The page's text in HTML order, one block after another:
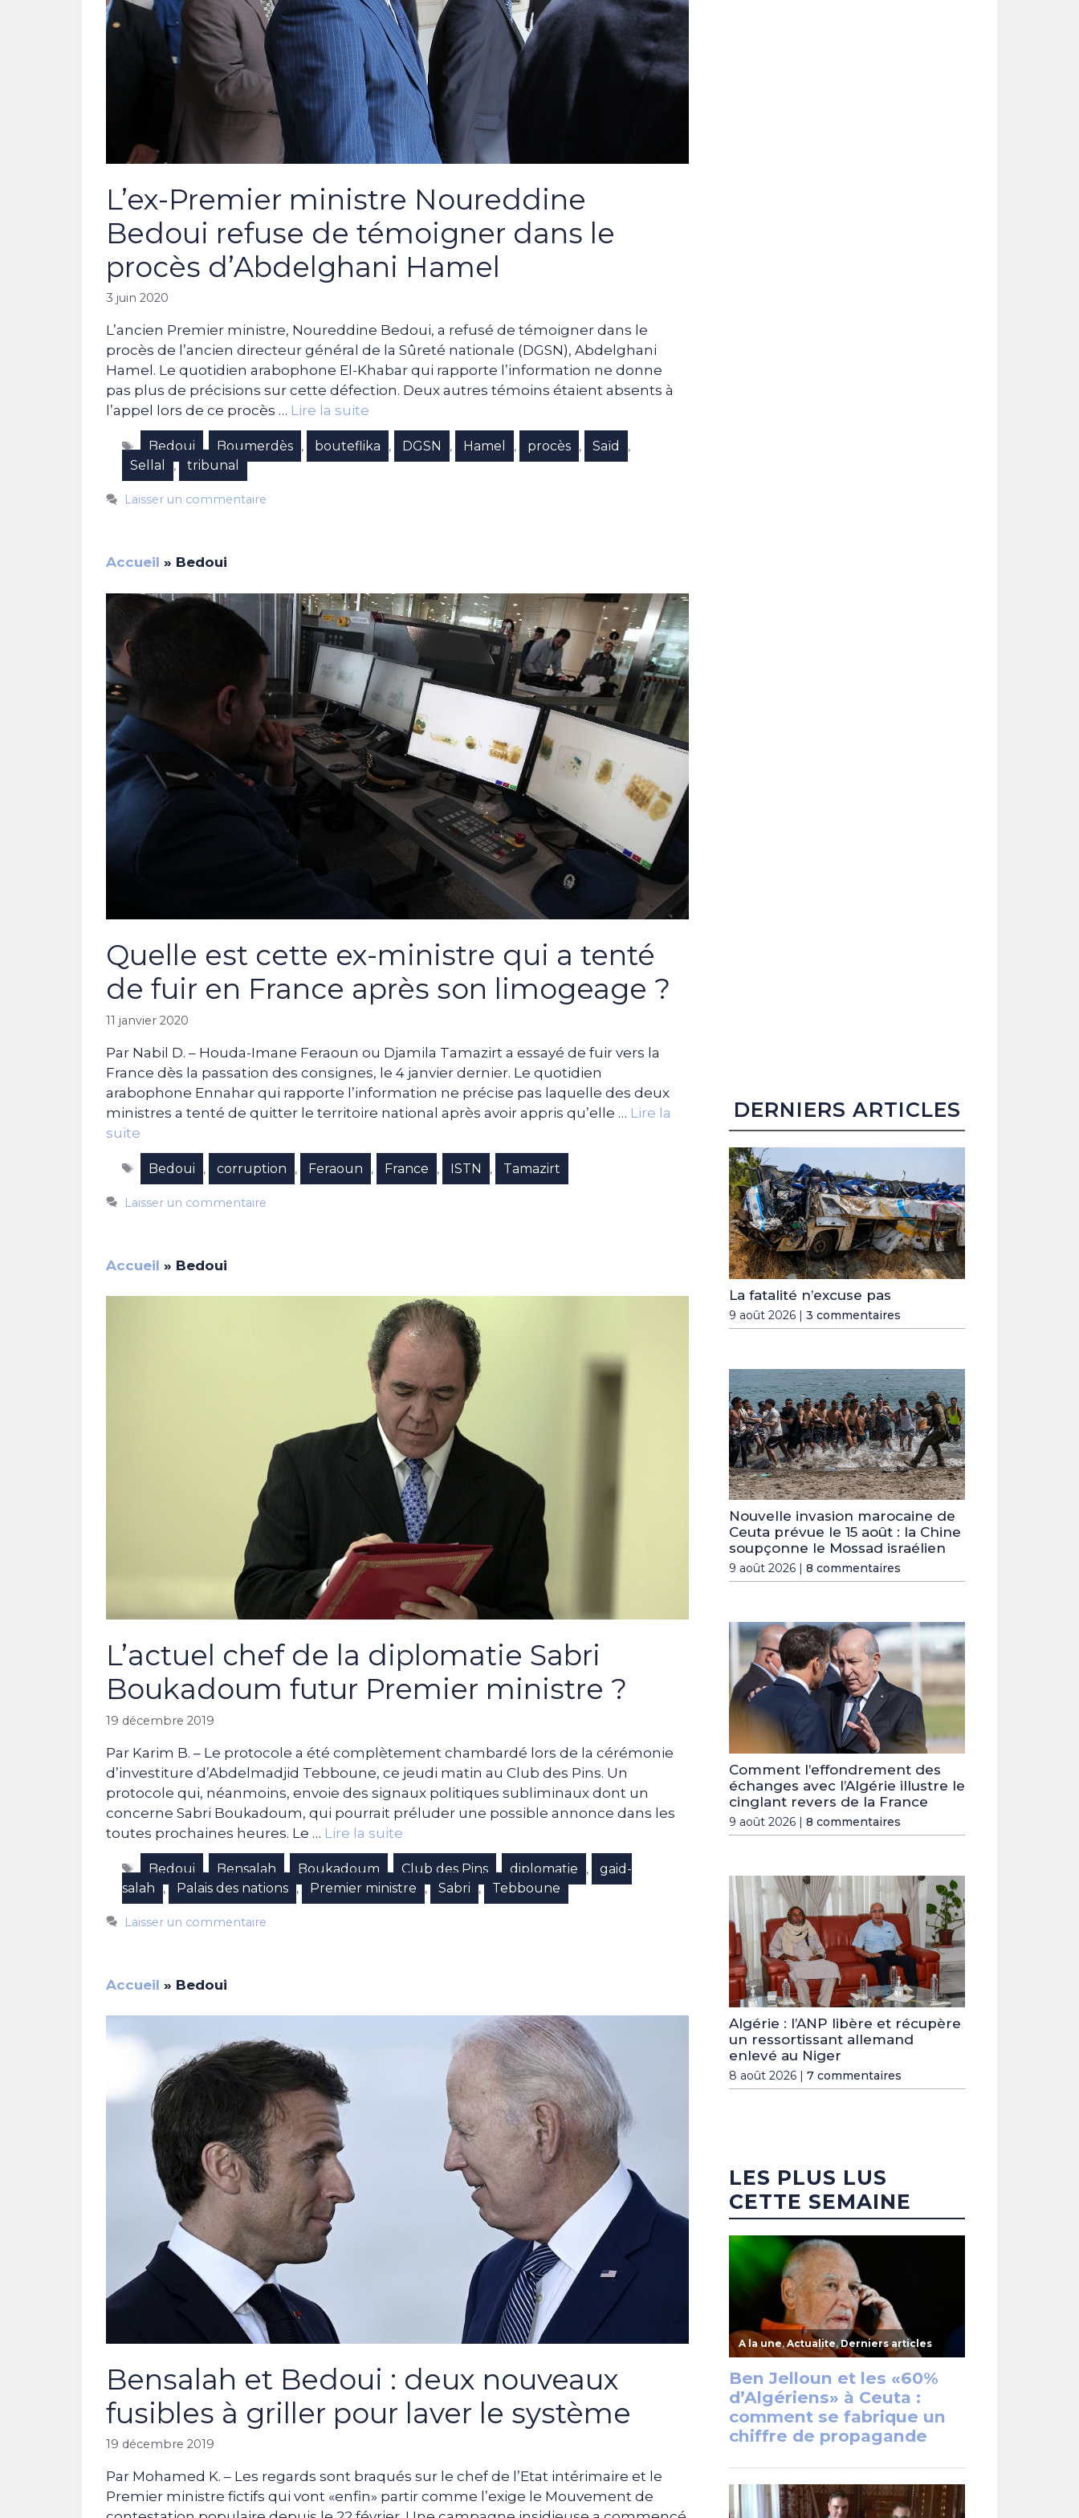
L’ex-Premier ministre Noureddine
Bedoui refuse de témoigner dans le
procès d’Abdelghani Hamel
3 juin 2020
L’ancien Premier ministre, Noureddine Bedoui, a refusé de témoigner dans le
procès de l’ancien directeur général de la Sûreté nationale (DGSN), Abdelghani
Hamel. Le quotidien arabophone El-Khabar qui rapporte l’information ne donne
pas plus de précisions sur cette défection. Deux autres témoins étaient absents à
l’appel lors de ce procès … Lire la suite
Étiquettes
Bedoui , Boumerdès , bouteflika , DGSN , Hamel , procès , Saïd ,
Sellal , tribunal
Laisser un commentaire
Accueil » Bedoui
Quelle est cette ex-ministre qui a tenté
de fuir en France après son limogeage ?
11 janvier 2020
Par Nabil D. – Houda-Imane Feraoun ou Djamila Tamazirt a essayé de fuir vers la
France dès la passation des consignes, le 4 janvier dernier. Le quotidien
arabophone Ennahar qui rapporte l’information ne précise pas laquelle des deux
ministres a tenté de quitter le territoire national après avoir appris qu’elle … Lire la
suite
Étiquettes
Bedoui , corruption , Feraoun , France , ISTN , Tamazirt
Laisser un commentaire
Accueil » Bedoui
L’actuel chef de la diplomatie Sabri
Boukadoum futur Premier ministre ?
19 décembre 2019
Par Karim B. – Le protocole a été complètement chambardé lors de la cérémonie
d’investiture d’Abdelmadjid Tebboune, ce jeudi matin au Club des Pins. Un
protocole qui, néanmoins, envoie des signaux politiques subliminaux dont un
concerne Sabri Boukadoum, qui pourrait préluder une possible annonce dans les
toutes prochaines heures. Le … Lire la suite
Étiquettes
Bedoui , Bensalah , Boukadoum , Club des Pins , diplomatie ,
gaid-
salah
, Palais des nations , Premier ministre , Sabri , Tebboune
Laisser un commentaire
Accueil » Bedoui
Bensalah et Bedoui : deux nouveaux
fusibles à griller pour laver le système
19 décembre 2019
Par Mohamed K. – Les regards sont braqués sur le chef de l’Etat intérimaire et le
Premier ministre fictifs qui vont «enfin» partir comme l’exige le Mouvement de
DERNIERS ARTICLES
La fatalité n’excuse pas
9 août 2026 | 3 commentaires
Nouvelle invasion marocaine de
Ceuta prévue le 15 août : la Chine
soupçonne le Mossad israélien
9 août 2026 | 8 commentaires
Comment l’effondrement des
échanges avec l’Algérie illustre le
cinglant revers de la France
9 août 2026 | 8 commentaires
Algérie : l’ANP libère et récupère
un ressortissant allemand
enlevé au Niger
8 août 2026 | 7 commentaires
LES PLUS LUS
CETTE SEMAINE